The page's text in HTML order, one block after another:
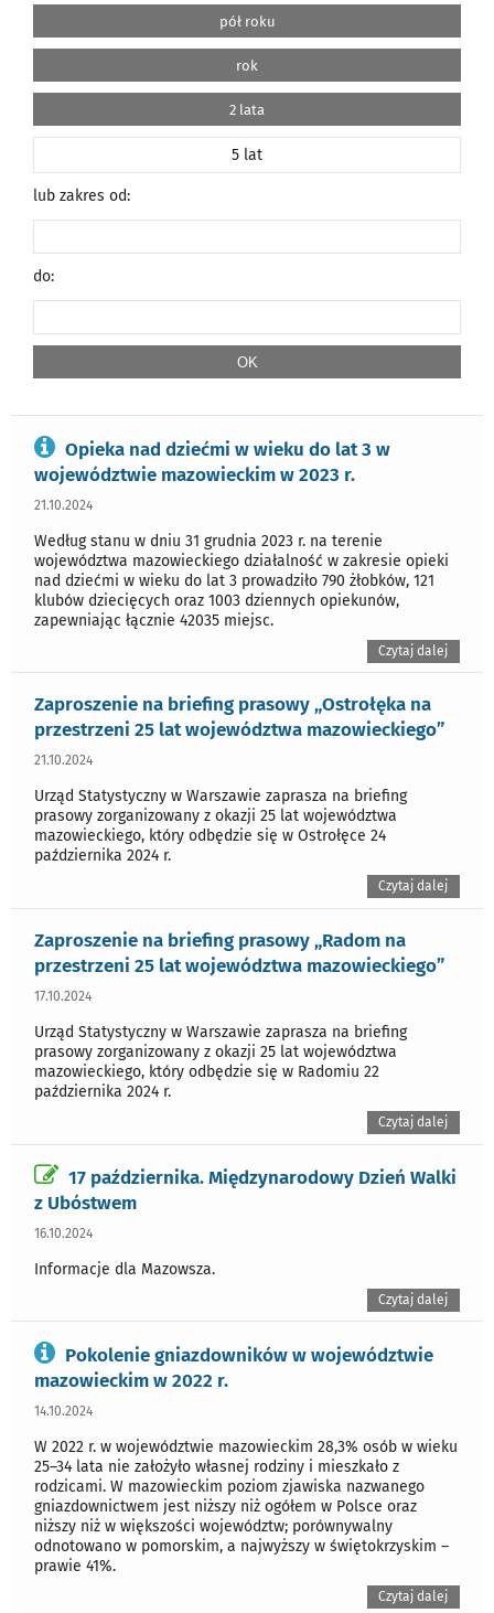
pół roku
rok
2 lata
5 lat
lub zakres od:
do:
Opieka nad dziećmi w wieku do lat 3 w
województwie mazowieckim w 2023 r.
21.10.2024
Według stanu w dniu 31 grudnia 2023 r. na terenie
województwa mazowieckiego działalność w zakresie opieki
nad dziećmi w wieku do lat 3 prowadziło 790 żłobków, 121
klubów dziecięcych oraz 1003 dziennych opiekunów,
zapewniając łącznie 42035 miejsc.
Czytaj dalej
Zaproszenie na briefing prasowy „Ostrołęka na
przestrzeni 25 lat województwa mazowieckiego”
21.10.2024
Urząd Statystyczny w Warszawie zaprasza na briefing
prasowy zorganizowany z okazji 25 lat województwa
mazowieckiego, który odbędzie się w Ostrołęce 24
października 2024 r.
Czytaj dalej
Zaproszenie na briefing prasowy „Radom na
przestrzeni 25 lat województwa mazowieckiego”
17.10.2024
Urząd Statystyczny w Warszawie zaprasza na briefing
prasowy zorganizowany z okazji 25 lat województwa
mazowieckiego, który odbędzie się w Radomiu 22
października 2024 r.
Czytaj dalej
17 października. Międzynarodowy Dzień Walki
z Ubóstwem
16.10.2024
Informacje dla Mazowsza.
Czytaj dalej
Pokolenie gniazdowników w województwie
mazowieckim w 2022 r.
14.10.2024
W 2022 r. w województwie mazowieckim 28,3% osób w wieku
25–34 lata nie założyło własnej rodziny i mieszkało z
rodzicami. W mazowieckim poziom zjawiska nazwanego
gniazdownictwem jest niższy niż ogółem w Polsce oraz
niższy niż w większości województw; porównywalny
odnotowano w pomorskim, a najwyższy w świętokrzyskim –
prawie 41%.
Czytaj dalej